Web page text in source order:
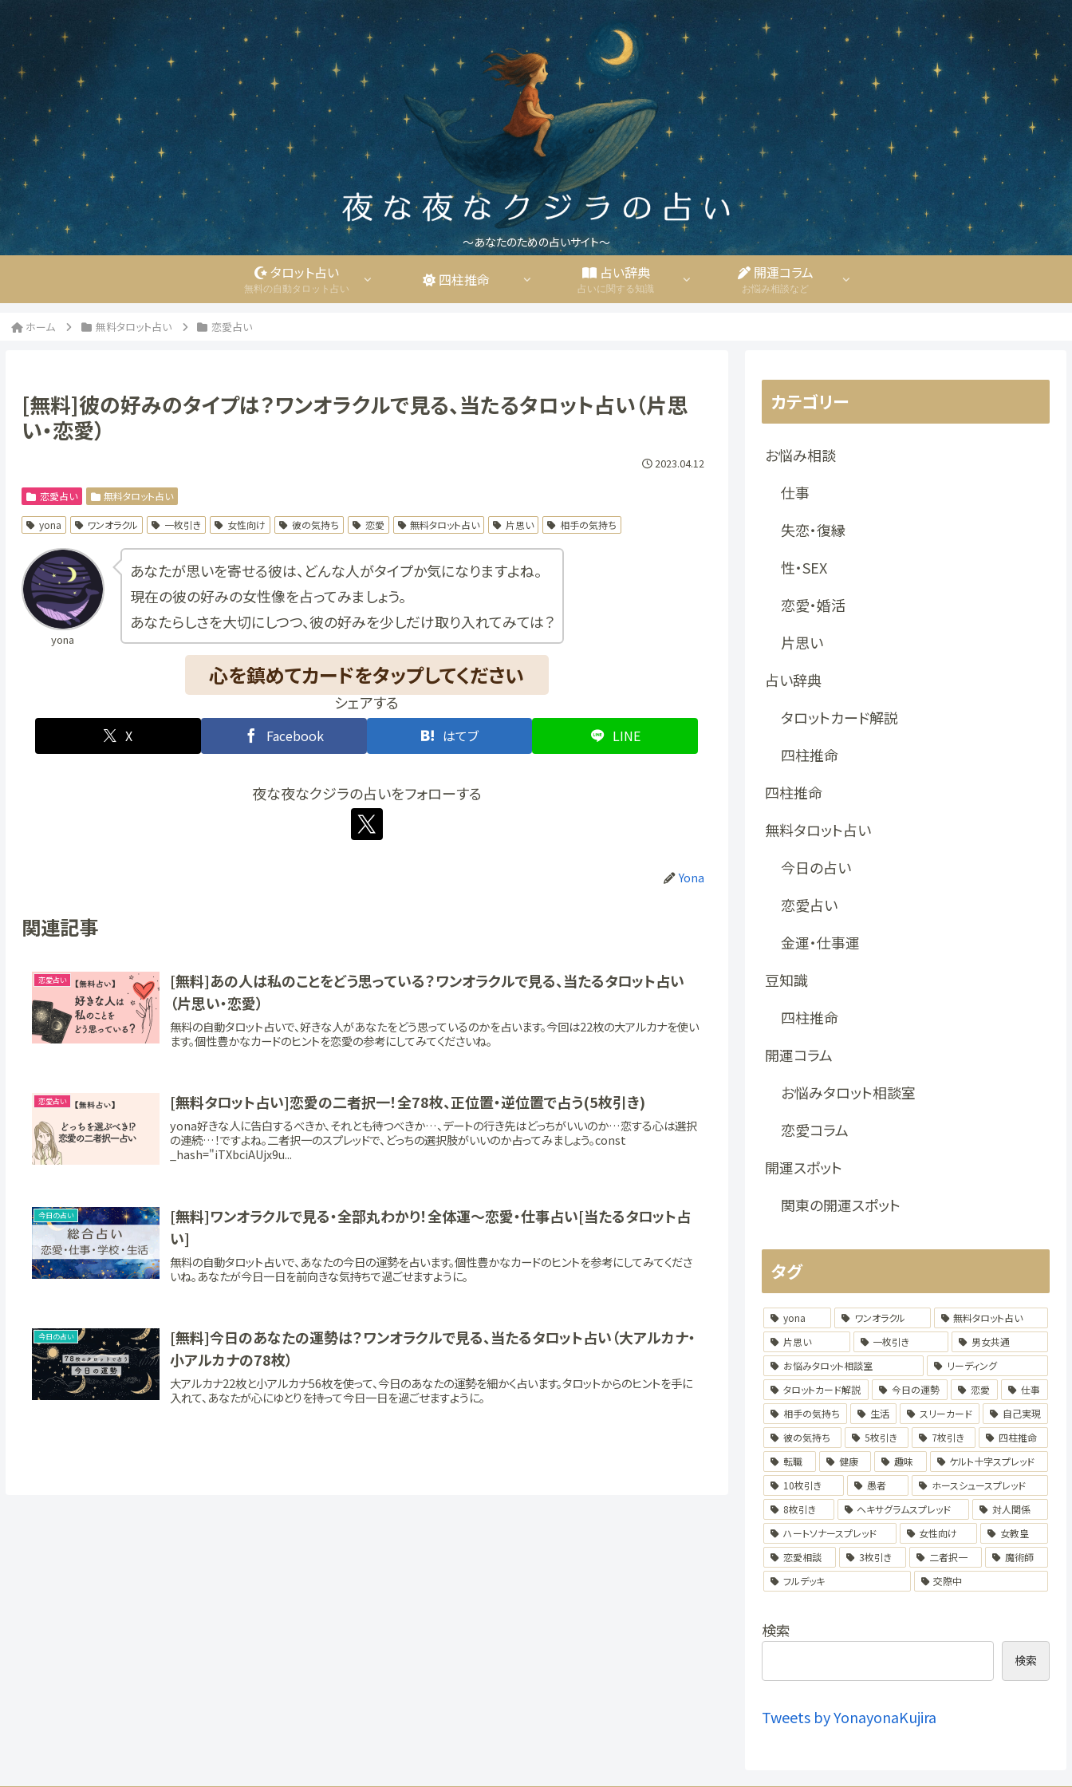
〜あなたのための占いサイト〜
タロット占い
無料の自動タロット占い 四柱推命 占い辞典
占いに関する知識
開運コラム
お悩み相談など
ホーム 無料タロット占い 恋愛占い
[無料]彼の好みのタイプは？ワンオラクルで見る、当たるタロット占い（片思
い・恋愛）
2023.04.12
恋愛占い 無料タロット占い
yona ワンオラクル 一枚引き 女性向け 彼の気持ち 恋愛 無料タロット占い 片思い 相手の気持ち
yona
あなたが思いを寄せる彼は、どんな人がタイプか気になりますよね。
現在の彼の好みの女性像を占ってみましょう。
あなたらしさを大切にしつつ、彼の好みを少しだけ取り入れてみては？
心を鎮めてカードをクリックしてください
心を鎮めてカードをタップしてください
シェアする
X Facebook はてブ LINE
夜な夜なクジラの占いをフォローする
Yona
関連記事
恋愛占い
[無料]あの人は私のことをどう思っている？ワンオラクルで見る、当たるタロット占い
（片思い・恋愛）
無料の自動タロット占いで、好きな人があなたをどう思っているのかを占います。今回は22枚の大アルカナを使い
ます。個性豊かなカードのヒントを恋愛の参考にしてみてくださいね。
恋愛占い [無料タロット占い]恋愛の二者択一！全78枚、正位置・逆位置で占う(5枚引き)
yona好きな人に告白するべきか、それとも待つべきか…、デートの行き先はどっちがいいのか…恋する心は選択
の連続…！ですよね。二者択一のスプレッドで、どっちの選択肢がいいのか占ってみましょう。const
_hash="iTXbciAUjx9u...
今日の占い
[無料]ワンオラクルで見る・全部丸わかり！全体運〜恋愛・仕事占い[当たるタロット占
い]
無料の自動タロット占いで、あなたの今日の運勢を占います。個性豊かなカードのヒントを参考にしてみてくださ
いね。あなたが今日一日を前向きな気持ちで過ごせますように。
今日の占い
[無料]今日のあなたの運勢は？ワンオラクルで見る、当たるタロット占い（大アルカナ・
小アルカナの78枚）
大アルカナ22枚と小アルカナ56枚を使って、今日のあなたの運勢を細かく占います。タロットからのヒントを手に
入れて、あなたが心にゆとりを持って今日一日を過ごせますように。
カテゴリー
お悩み相談
仕事
失恋・復縁
性・SEX
恋愛・婚活
片思い
占い辞典
タロットカード解説
四柱推命
四柱推命
無料タロット占い
今日の占い
恋愛占い
金運・仕事運
豆知識
四柱推命
開運コラム
お悩みタロット相談室
恋愛コラム
開運スポット
関東の開運スポット
タグ
yona ワンオラクル
無料タロット占い
片思い
一枚引き
男女共通
お悩みタロット相談室
リーディング
タロットカード解説
今日の運勢 恋愛
仕事
相手の気持ち
生活 スリーカード
自己実現
彼の気持ち
5枚引き 7枚引き
四柱推命
転職
健康 趣味
ケルト十字スプレッド
10枚引き
愚者
ホースシュースプレッド
8枚引き
ヘキサグラムスプレッド
対人関係
ハートソナースプレッド
女性向け
女教皇
恋愛相談
3枚引き 二者択一
魔術師
フルデッキ
交際中
検索
検索
Tweets by YonayonaKujira